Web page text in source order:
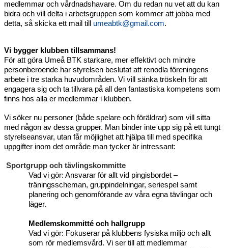
medlemmar och vårdnadshavare. Om du redan nu vet att du kan
bidra och vill delta i arbetsgruppen som kommer att jobba med
detta, så skicka ett mail till umeabtk@gmail.com.
Vi bygger klubben tillsammans!
För att göra Umeå BTK starkare, mer effektivt och mindre
personberoende har styrelsen beslutat att renodla föreningens
arbete i tre starka huvudområden. Vi vill sänka tröskeln för att
engagera sig och ta tillvara på all den fantastiska kompetens som
finns hos alla er medlemmar i klubben.
Vi söker nu personer (både spelare och föräldrar) som vill sitta
med någon av dessa grupper. Man binder inte upp sig på ett tungt
styrelseansvar, utan får möjlighet att hjälpa till med specifika
uppgifter inom det område man tycker är intressant:
Sportgrupp och tävlingskommitte
Vad vi gör: Ansvarar för allt vid pingisbordet –
träningsscheman, gruppindelningar, seriespel samt
planering och genomförande av våra egna tävlingar och
läger.
Medlemskommitté och hallgrupp
Vad vi gör: Fokuserar på klubbens fysiska miljö och allt
som rör medlemsvård. Vi ser till att medlemmar